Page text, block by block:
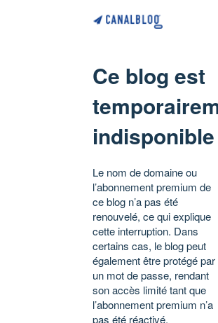
Ce blog est
indisponible
Le nom de domaine ou
l’abonnement premium de
ce blog n’a pas été
renouvelé, ce qui explique
cette interruption. Dans
certains cas, le blog peut
également être protégé par
un mot de passe, rendant
son accès limité tant que
l’abonnement premium n’a
pas été réactivé.